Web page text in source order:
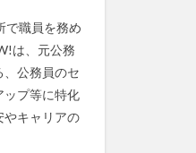
で職員を務め
は、元公務
、公務員のセ
ップ等に特化
やキャリアの